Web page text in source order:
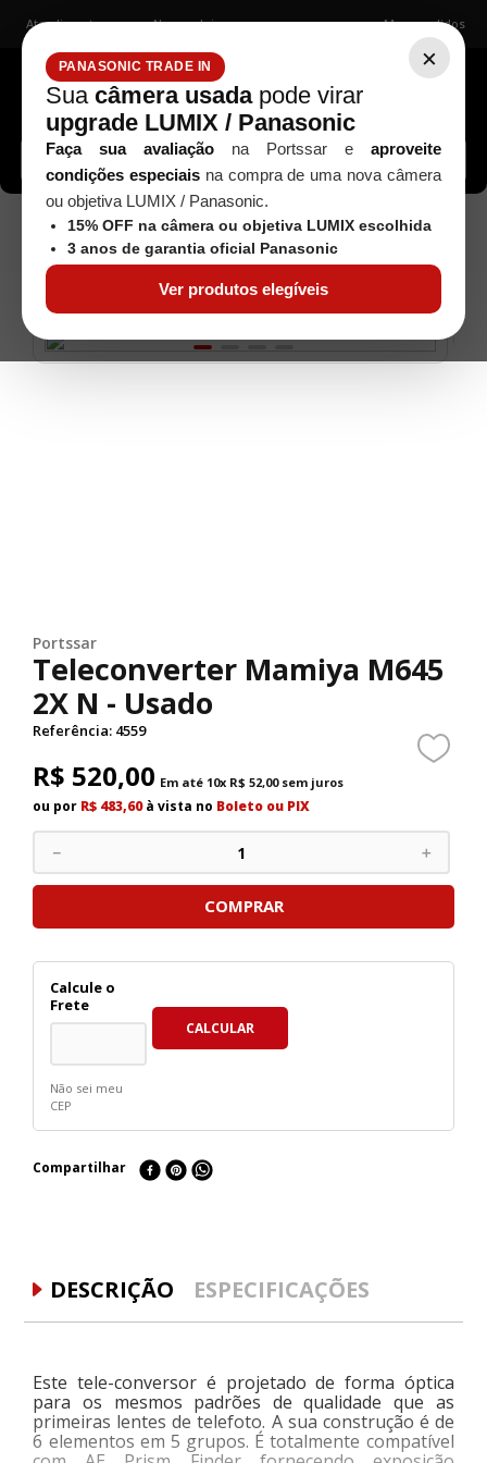
×
PANASONIC TRADE IN
Sua câmera usadapode virar
upgrade LUMIX / Panasonic
Faça sua avaliação na Portssar e aproveite
condições especiaisna compra de uma nova câmera
ou objetiva LUMIX / Panasonic.
15% OFF na câmera ou objetiva LUMIX escolhida
3 anos de garantia oficial Panasonic
Ver produtos elegíveis
Atendimento Nossas lojas Meus pedidos
Buscar câmeras, lentes, acessórios...
Seminovos
Teleconversores/Tubos Extensores/Adaptadores
Teleconverter Mamiya M645 2X N - Usado
Portssar
Teleconverter Mamiya M645
2X N - Usado
Referência: 4559
R$ 520,00 Em até 10x R$ 52,00sem juros
ou por R$ 483,60à vista no Boleto ou PIX
＋
－
COMPRAR
Não sei meu
CEP
Compartilhar
DESCRIÇÃO ESPECIFICAÇÕES
Este tele-conversor é projetado de forma óptica
para os mesmos padrões de qualidade que as
primeiras lentes de telefoto. A sua construção é de
6 elementos em 5 grupos. É totalmente compatível